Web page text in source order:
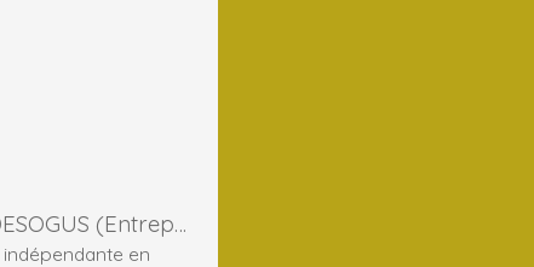
Jessica DESOGUS (Entreprise)
en